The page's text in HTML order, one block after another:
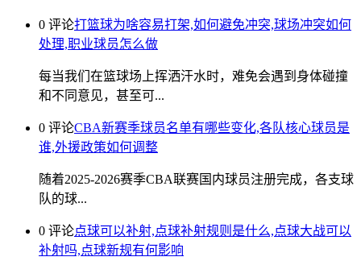
0 评论打篮球为啥容易打架,如何避免冲突,球场冲突如何
处理,职业球员怎么做
每当我们在篮球场上挥洒汗水时，难免会遇到身体碰撞
和不同意见，甚至可...
0 评论CBA新赛季球员名单有哪些变化,各队核心球员是
谁,外援政策如何调整
随着2025-2026赛季CBA联赛国内球员注册完成，各支球
队的球...
0 评论点球可以补射,点球补射规则是什么,点球大战可以
补射吗,点球新规有何影响